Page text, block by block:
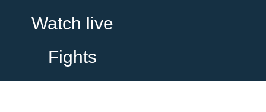
Watch live
Fights